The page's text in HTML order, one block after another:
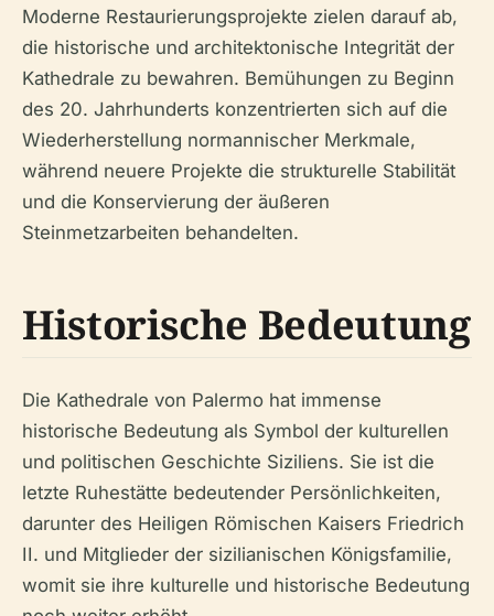
Moderne Restaurierungsprojekte zielen darauf ab,
die historische und architektonische Integrität der
Kathedrale zu bewahren. Bemühungen zu Beginn
des 20. Jahrhunderts konzentrierten sich auf die
Wiederherstellung normannischer Merkmale,
während neuere Projekte die strukturelle Stabilität
und die Konservierung der äußeren
Steinmetzarbeiten behandelten.
Historische Bedeutung
Die Kathedrale von Palermo hat immense
historische Bedeutung als Symbol der kulturellen
und politischen Geschichte Siziliens. Sie ist die
letzte Ruhestätte bedeutender Persönlichkeiten,
darunter des Heiligen Römischen Kaisers Friedrich
II. und Mitglieder der sizilianischen Königsfamilie,
womit sie ihre kulturelle und historische Bedeutung